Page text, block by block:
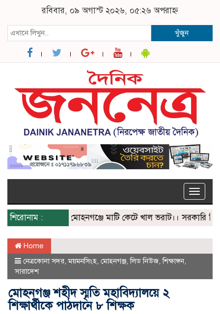
রবিবার, ০৯ অগাস্ট ২০২৬, ০৫:২৬ অপরাহ্ন
খুঁজুন
Toggle
শিরোনাম :
মোহনগঞ্জে মাটি কেটে খাল ভরাট।। সরকারি নির্দেশে
Home
নেত্রকোনা সদর,ময়মনসিংহ, মোহনগঞ্জ,লিড নিউজ,শিক্ষাঙ্গন,
সারাদেশ
মোহনগঞ্জ শহীদ স্মৃতি মহাবিদ্যালয়ে ২
শিক্ষার্থীকে পাঠদানে ৮ শিক্ষক